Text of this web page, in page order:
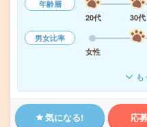
年齢層
20代
30代
男女比率
女性
気になる! 応